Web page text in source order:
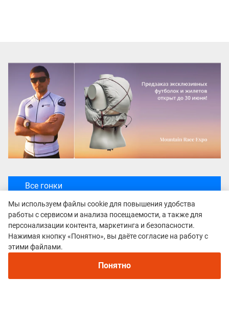
Все гонки
Мы используем файлы cookie для повышения удобства
работы с сервисом и анализа посещаемости, а также для
персонализации контента, маркетинга и безопасности.
Нажимая кнопку «Понятно», вы даёте согласие на работу с
этими файлами.
Понятно